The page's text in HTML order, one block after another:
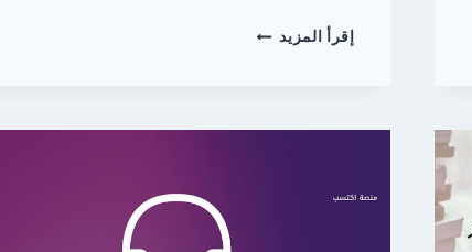
إقرأ المزيد ملخص
وتحسين